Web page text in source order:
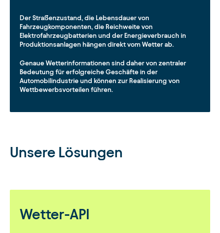
Der Straßenzustand, die Lebensdauer von
Fahrzeugkomponenten, die Reichweite von
Elektrofahrzeugbatterien und der Energieverbrauch in
Produktionsanlagen hängen direkt vom Wetter ab.
Genaue Wetterinformationen sind daher von zentraler
Bedeutung für erfolgreiche Geschäfte in der
Automobilindustrie und können zur Realisierung von
Wettbewerbsvorteilen führen.
Unsere Lösungen
Wetter-API